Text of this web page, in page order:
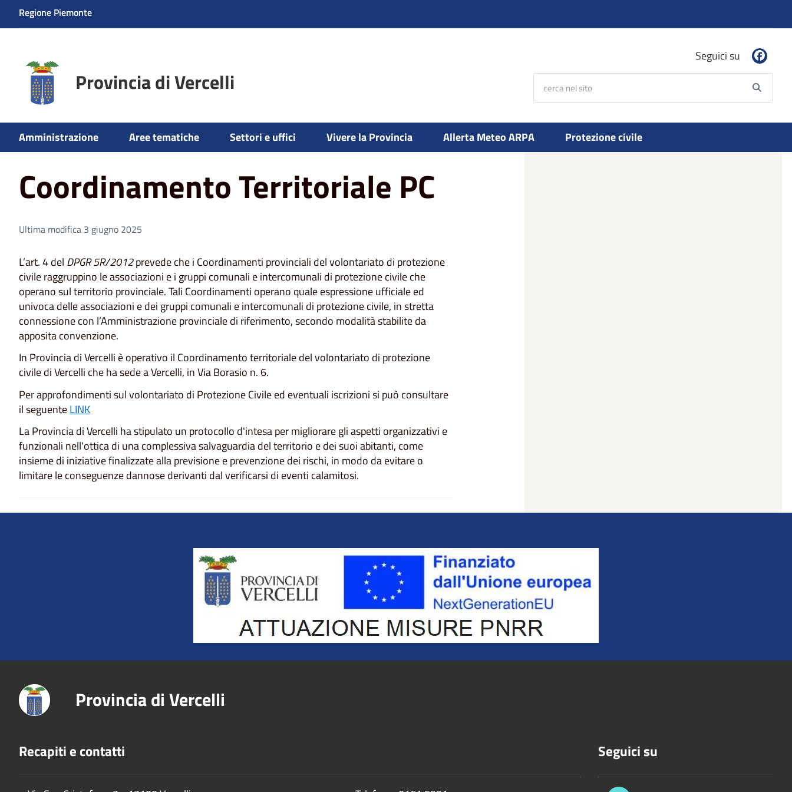
Regione Piemonte
Provincia di Vercelli
Seguici su
Amministrazione Aree tematiche Settori e uffici Vivere la Provincia Allerta Meteo ARPA Protezione civile
Home Coordinamento Territoriale PC
Coordinamento Territoriale PC
Ultima modifica 3 giugno 2025
L’art. 4 del DPGR 5R/2012prevede che i Coordinamenti provinciali del volontariato di protezione
civile raggruppino le associazioni e i gruppi comunali e intercomunali di protezione civile che
operano sul territorio provinciale. Tali Coordinamenti operano quale espressione ufficiale ed
univoca delle associazioni e dei gruppi comunali e intercomunali di protezione civile, in stretta
connessione con l’Amministrazione provinciale di riferimento, secondo modalità stabilite da
apposita convenzione.
In Provincia di Vercelli è operativo il Coordinamento territoriale del volontariato di protezione
civile di Vercelli che ha sede a Vercelli, in Via Borasio n. 6.
Per approfondimenti sul volontariato di Protezione Civile ed eventuali iscrizioni si può consultare
il seguenteLINK
La Provincia di Vercelli ha stipulato un protocollo d'intesa per migliorare gli aspetti organizzativi e
funzionali nell'ottica di una complessiva salvaguardia del territorio e dei suoi abitanti, come
insieme di iniziative finalizzate alla previsione e prevenzione dei rischi, in modo da evitare o
limitare le conseguenze dannose derivanti dal verificarsi di eventi calamitosi.
Title
Provincia di Vercelli
Recapiti e contatti Seguici su